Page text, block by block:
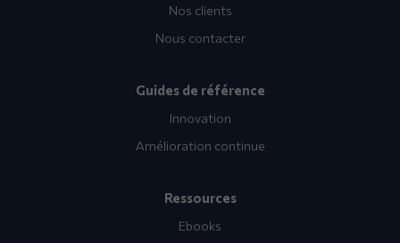
Nos clients
Nous contacter
Guides de référence
Innovation
Amélioration continue
Ressources
Ebooks